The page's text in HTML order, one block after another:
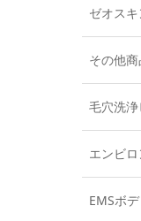
ゼオス
その他
毛穴洗
エンビ
EMSボ